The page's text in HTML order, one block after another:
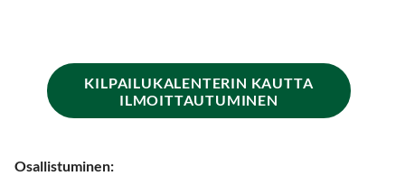
KILPAILUKALENTERIN KAUTTA
ILMOITTAUTUMINEN
Osallistuminen: